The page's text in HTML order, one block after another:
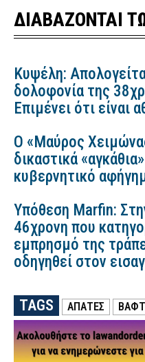
ΔΙΑΒΑΖΟΝΤΑΙ
Κυψέλη:
δολοφονία της
Επιμένει ότι είναι
Ο «Μαύρος
δικαστικά
κυβερνητικό
Υπόθεση Marfin:
46χρονη που
εμπρησμό της
οδηγηθεί στον
TAGS ΑΠΑΤΕΣ